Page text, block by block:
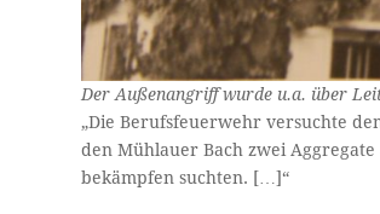
Der Außenangriff wurde u.a. über
„Die Berufsfeuerwehr versuchte
den Mühlauer Bach zwei
bekämpfen suchten. […]“